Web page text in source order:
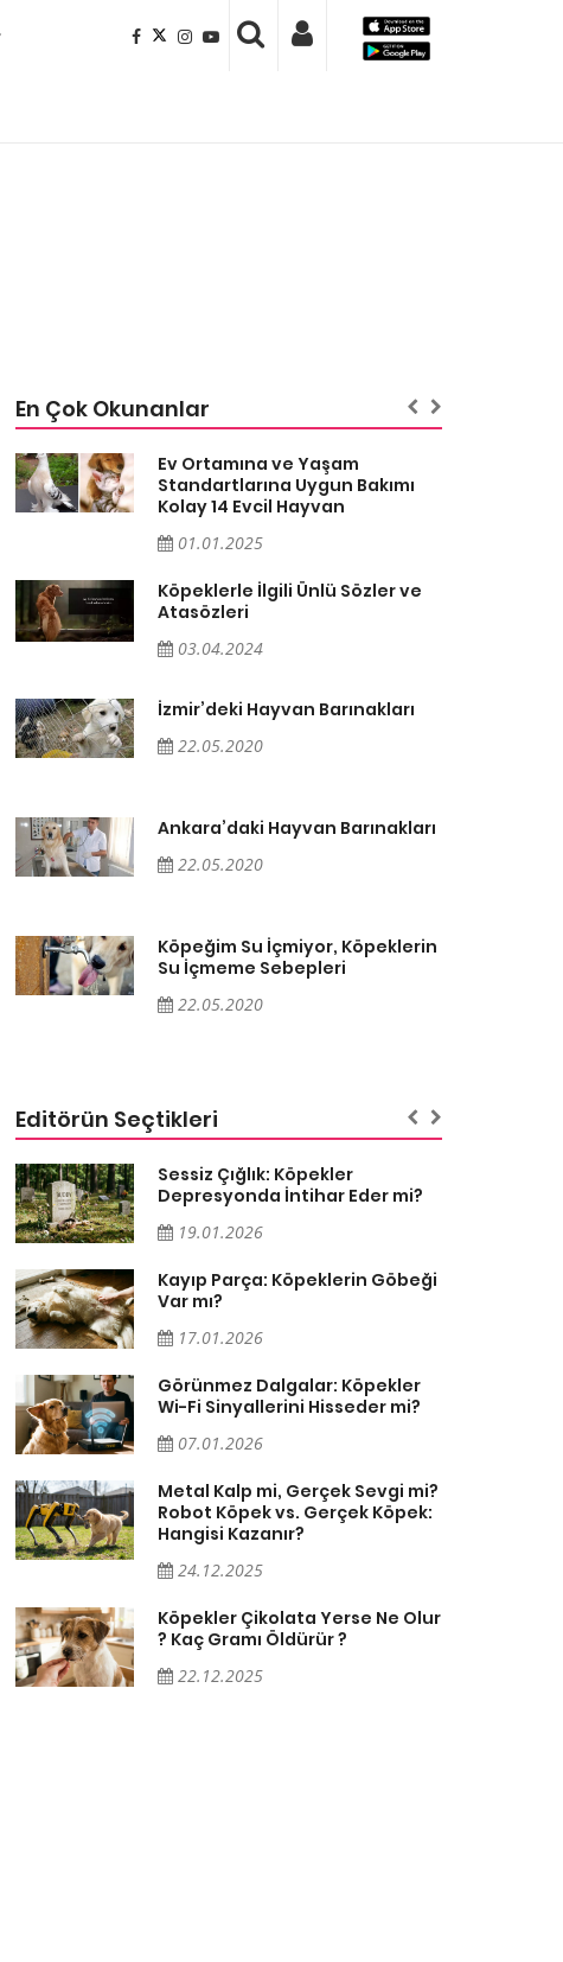
En Çok Okunanlar
Ev Ortamına ve Yaşam
Standartlarına Uygun Bakımı
Kolay 14 Evcil Hayvan
01.01.2025
Köpeklerle İlgili Ünlü Sözler ve
Atasözleri
03.04.2024
İzmir’deki Hayvan Barınakları
22.05.2020
Ankara’daki Hayvan Barınakları
22.05.2020
Köpeğim Su İçmiyor, Köpeklerin
Su İçmeme Sebepleri
22.05.2020
Editörün Seçtikleri
Sessiz Çığlık: Köpekler
Depresyonda İntihar Eder mi?
19.01.2026
Kayıp Parça: Köpeklerin Göbeği
Var mı?
17.01.2026
Görünmez Dalgalar: Köpekler
Wi-Fi Sinyallerini Hisseder mi?
07.01.2026
Metal Kalp mi, Gerçek Sevgi mi?
Robot Köpek vs. Gerçek Köpek:
Hangisi Kazanır?
24.12.2025
Köpekler Çikolata Yerse Ne Olur
? Kaç Gramı Öldürür ?
22.12.2025